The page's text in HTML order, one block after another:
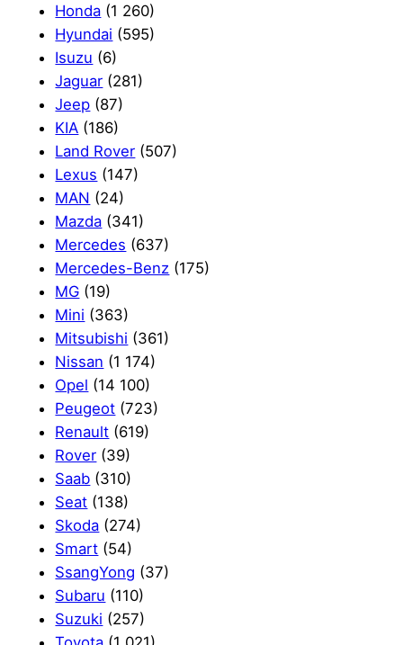
Honda (1 260)
Hyundai (595)
Isuzu (6)
Jaguar (281)
Jeep (87)
KIA (186)
Land Rover (507)
Lexus (147)
MAN (24)
Mazda (341)
Mercedes (637)
Mercedes-Benz (175)
MG (19)
Mini (363)
Mitsubishi (361)
Nissan (1 174)
Opel (14 100)
Peugeot (723)
Renault (619)
Rover (39)
Saab (310)
Seat (138)
Skoda (274)
Smart (54)
SsangYong (37)
Subaru (110)
Suzuki (257)